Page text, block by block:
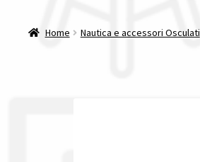
Home Nautica e accessori Osculati